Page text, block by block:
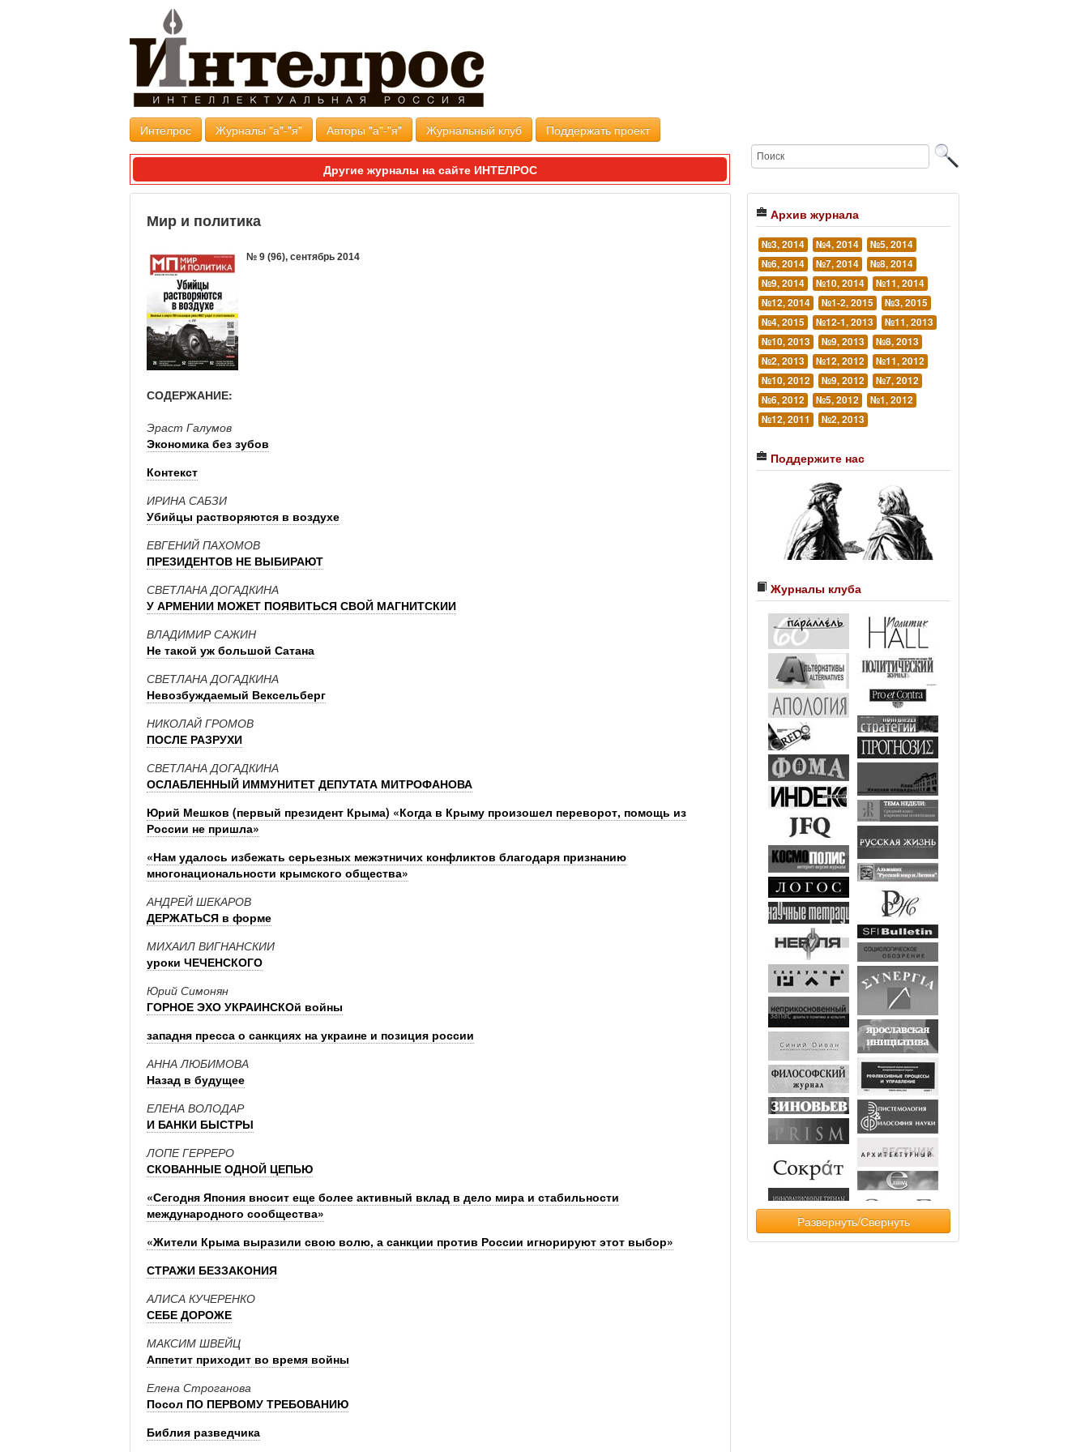
Интелрос Журналы "а"-"я" Авторы "а"-"я" Журнальный клуб Поддержать проект
Другие журналы на сайте ИНТЕЛРОС
Мир и политика
№ 9 (96), сентябрь 2014
СОДЕРЖАНИЕ:
Эраст Галумов
Экономика без зубов
Контекст
ИРИНА САБЗИ
Убийцы растворяются в воздухе
ЕВГЕНИЙ ПАХОМОВ
ПРЕЗИДЕНТОВ НЕ ВЫБИРАЮТ
СВЕТЛАНА ДОГАДКИНА
У АРМЕНИИ МОЖЕТ ПОЯВИТЬСЯ СВОЙ МАГНИТСКИИ
ВЛАДИМИР САЖИН
Не такой уж большой Сатана
СВЕТЛАНА ДОГАДКИНА
Невозбуждаемый Вексельберг
НИКОЛАЙ ГРОМОВ
ПОСЛЕ РАЗРУХИ
СВЕТЛАНА ДОГАДКИНА
ОСЛАБЛЕННЫЙ ИММУНИТЕТ ДЕПУТАТА МИТРОФАНОВА
Юрий Мешков (первый президент Крыма) «Когда в Крыму произошел переворот, помощь из
России не пришла»
«Нам удалось избежать серьезных межэтничих конфликтов благодаря признанию
многонациональности крымского общества»
АНДРЕЙ ШЕКАРОВ
ДЕРЖАТЬСЯ в форме
МИХАИЛ ВИГНАНСКИИ
уроки ЧЕЧЕНСКОГО
Юрий Симонян
ГОРНОЕ ЭХО УКРАИНСКОй войны
западня пресса о санкциях на украине и позиция россии
АННА ЛЮБИМОВА
Назад в будущее
ЕЛЕНА ВОЛОДАР
И БАНКИ БЫСТРЫ
ЛОПЕ ГЕРРЕРО
СКОВАННЫЕ ОДНОЙ ЦЕПЬЮ
«Сегодня Япония вносит еще более активный вклад в дело мира и стабильности
международного сообщества»
«Жители Крыма выразили свою волю, а санкции против России игнорируют этот выбор»
СТРАЖИ БЕЗЗАКОНИЯ
АЛИСА КУЧЕРЕНКО
СЕБЕ ДОРОЖЕ
МАКСИМ ШВЕЙЦ
Аппетит приходит во время войны
Елена Строганова
Посол ПО ПЕРВОМУ ТРЕБОВАНИЮ
Библия разведчика
Архив журнала
№3, 2014 №4, 2014
№5, 2014
№6, 2014
№7, 2014
№8, 2014
№9, 2014
№10, 2014
№11, 2014
№12, 2014
№1-2, 2015
№3, 2015
№4, 2015
№12-1, 2013
№11, 2013
№10, 2013
№9, 2013
№8, 2013
№2, 2013
№12, 2012
№11, 2012
№10, 2012
№9, 2012
№7, 2012
№6, 2012
№5, 2012
№1, 2012
№12, 2011
№2, 2013
Поддержите нас
Журналы клуба
Развернуть/Свернуть